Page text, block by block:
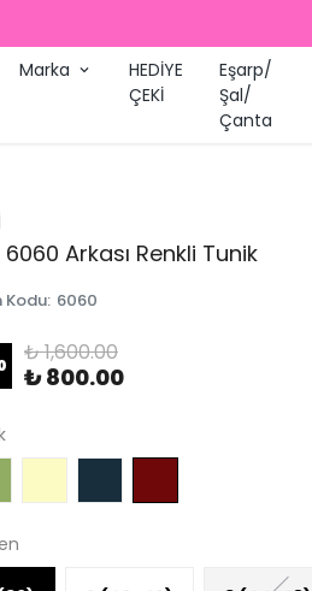
Marka
HEDİYE
ÇEKİ
Eşarp/
Şal/
Çanta
6060 Arkası Renkli Tunik
Kodu: 6060
₺ 1,600.00
₺ 800.00